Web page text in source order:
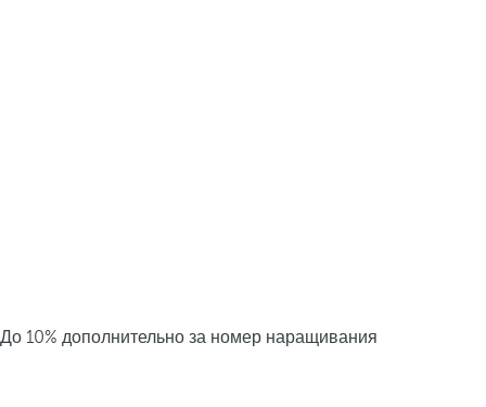
До 10% дополнительно за номер наращивания